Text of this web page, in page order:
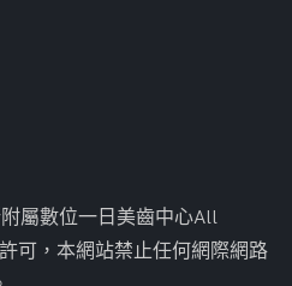
屬數位一日美齒中心All
可，本網站禁止任何網際網路